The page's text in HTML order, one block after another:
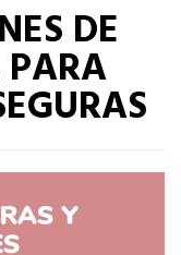
DE